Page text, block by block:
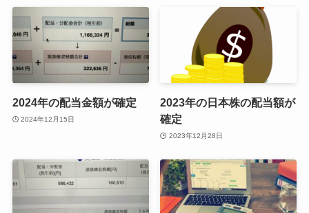
2024年の配当金額が確定
2024年12月15日
2023年の日本株の配当額が
確定
2023年12月28日